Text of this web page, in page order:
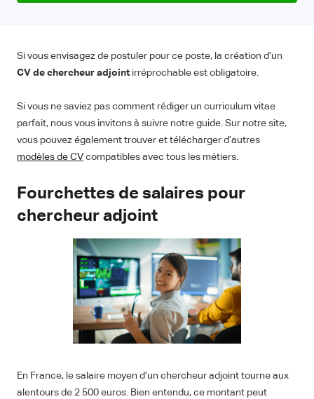
Si vous envisagez de postuler pour ce poste, la création d’un
CV de chercheur adjoint irréprochable est obligatoire.
Si vous ne saviez pas comment rédiger un curriculum vitae
parfait, nous vous invitons à suivre notre guide. Sur notre site,
vous pouvez également trouver et télécharger d’autres
modèles de CV compatibles avec tous les métiers.
Fourchettes de salaires pour
chercheur adjoint
En France, le salaire moyen d’un chercheur adjoint tourne aux
alentours de 2 500 euros. Bien entendu, ce montant peut